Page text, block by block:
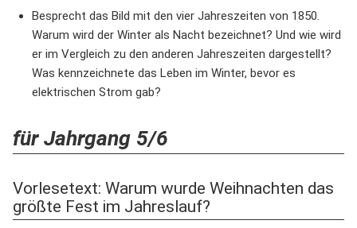
Besprecht das Bild mit den vier Jahreszeiten von 1850.
Warum wird der Winter als Nacht bezeichnet? Und wie wird
er im Vergleich zu den anderen Jahreszeiten dargestellt?
Was kennzeichnete das Leben im Winter, bevor es
elektrischen Strom gab?
für Jahrgang 5/6
Vorlesetext: Warum wurde Weihnachten das
größte Fest im Jahreslauf?